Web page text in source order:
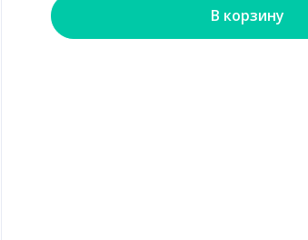
В корзину